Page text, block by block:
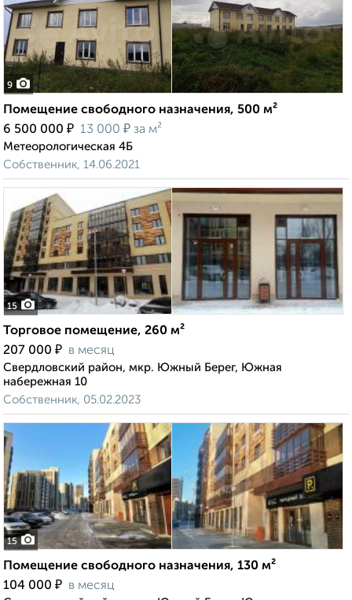
9
Помещение свободного назначения, 500 м²
6 500 000 ₽ 13 000 ₽ за м²
Метеорологическая 4Б
Собственник, 14.06.2021
15
Торговое помещение, 260 м²
207 000 ₽ в месяц
Свердловский район, мкр. Южный Берег, Южная
набережная 10
Собственник, 05.02.2023
15
Помещение свободного назначения, 130 м²
104 000 ₽ в месяц